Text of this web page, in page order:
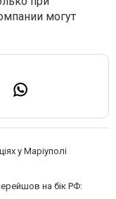
могут
у Маріуполі
на бік РФ: